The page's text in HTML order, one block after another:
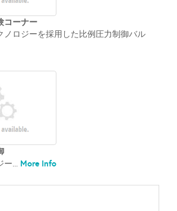
コーナー
ノロジーを採用した比例圧力制御バル
ー... More Info